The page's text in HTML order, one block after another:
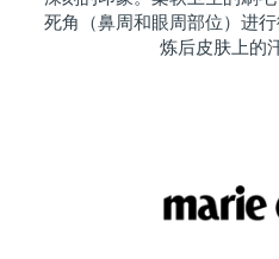
死角（鼻周和眼周部位）进
炼后皮肤上的